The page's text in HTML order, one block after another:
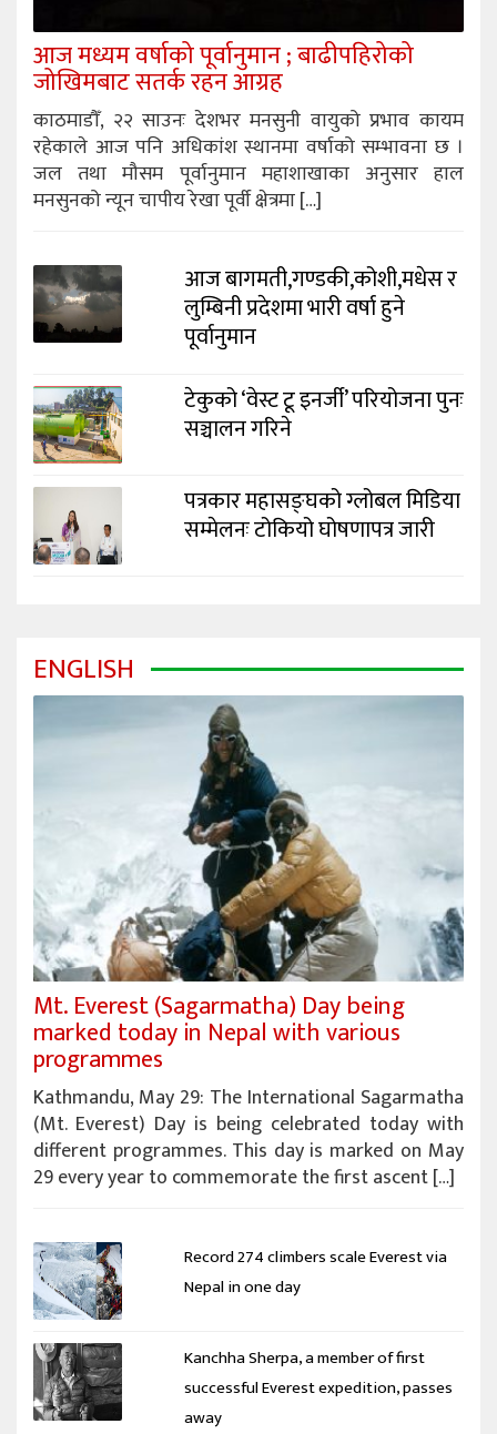
आज मध्यम वर्षाको पूर्वानुमान ; बाढीपहिरोको
जोखिमबाट सतर्क रहन आग्रह
काठमाडौँ, २२ साउनः देशभर मनसुनी वायुको प्रभाव कायम
रहेकाले आज पनि अधिकांश स्थानमा वर्षाको सम्भावना छ ।
जल तथा मौसम पूर्वानुमान महाशाखाका अनुसार हाल
मनसुनको न्यून चापीय रेखा पूर्वी क्षेत्रमा […]
आज बागमती,गण्डकी,कोशी,मधेस र
लुम्बिनी प्रदेशमा भारी वर्षा हुने
पूर्वानुमान
टेकुको ‘वेस्ट टू इनर्जी’ परियोजना पुनः
सञ्चालन गरिने
पत्रकार महासङ्घको ग्लोबल मिडिया
सम्मेलनः टोकियो घोषणापत्र जारी
ENGLISH
Mt. Everest (Sagarmatha) Day being
marked today in Nepal with various
programmes
Kathmandu, May 29: The International Sagarmatha
(Mt. Everest) Day is being celebrated today with
different programmes. This day is marked on May
29 every year to commemorate the first ascent […]
Record 274 climbers scale Everest via
Nepal in one day
Kanchha Sherpa, a member of first
successful Everest expedition, passes
away